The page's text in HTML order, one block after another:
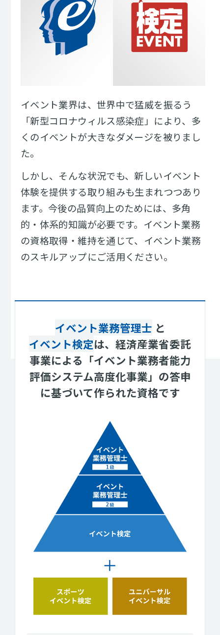
イベント業界は、世界中で猛威を振るう
「新型コロナウィルス感染症」により、多
くのイベントが大きなダメージを被りまし
た。
しかし、そんな状況でも、新しいイベント
体験を提供する取り組みも生まれつつあり
ます。今後の品質向上のためには、多角
的・体系的知識が必要です。イベント業務
の資格取得・維持を通じて、イベント業務
のスキルアップにご活用ください。
イベント業務管理士 と
イベント検定は、経済産業省委託
事業による 「イベント業務者能力
評価システム高度化事業」の答申
に基づいて作られた資格です